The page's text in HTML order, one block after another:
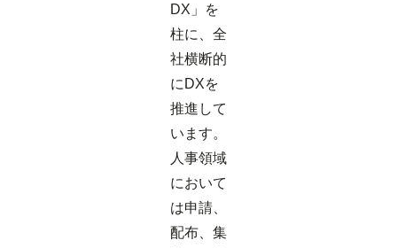
DX」を
柱に、全
社横断的
にDXを
推進して
います。
人事領域
において
は申請、
配布、集